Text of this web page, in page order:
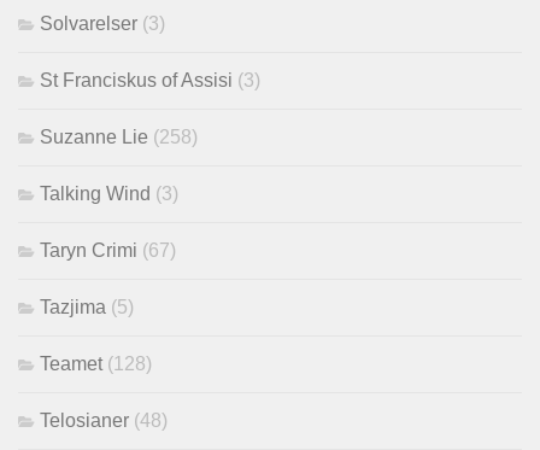
Solvarelser (3)
St Franciskus of Assisi (3)
Suzanne Lie (258)
Talking Wind (3)
Taryn Crimi (67)
Tazjima (5)
Teamet (128)
Telosianer (48)